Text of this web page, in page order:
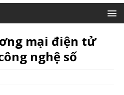
mại điện tử
nghệ số